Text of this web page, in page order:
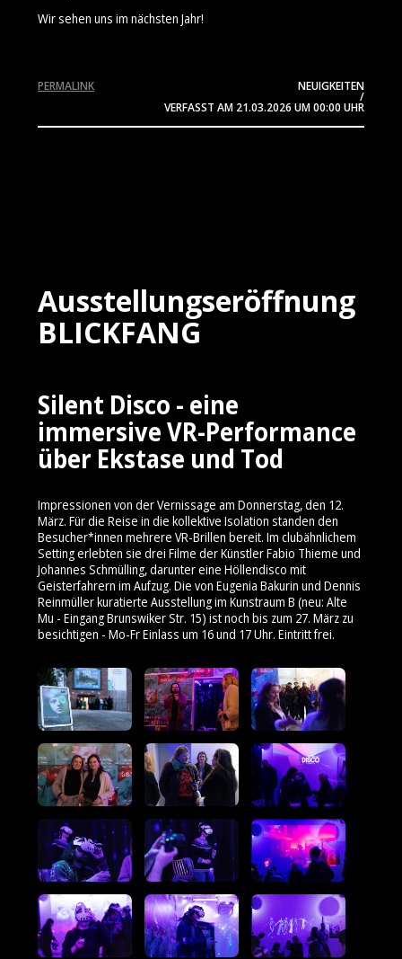
Wir sehen uns im nächsten Jahr!
NEUIGKEITEN
/
VERFASST AM 21.03.2026 UM 00:00 UHR
PERMALINK
Ausstellungseröffnung
BLICKFANG
Silent Disco - eine
immersive VR-Performance
über Ekstase und Tod
Impressionen von der Vernissage am Donnerstag, den 12.
März. Für die Reise in die kollektive Isolation standen den
Besucher*innen mehrere VR-Brillen bereit. Im clubähnlichem
Setting erlebten sie drei Filme der Künstler Fabio Thieme und
Johannes Schmülling, darunter eine Höllendisco mit
Geisterfahrern im Aufzug. Die von Eugenia Bakurin und Dennis
Reinmüller kuratierte Ausstellung im Kunstraum B (neu: Alte
Mu - Eingang Brunswiker Str. 15) ist noch bis zum 27. März zu
besichtigen - Mo-Fr Einlass um 16 und 17 Uhr. Eintritt frei.